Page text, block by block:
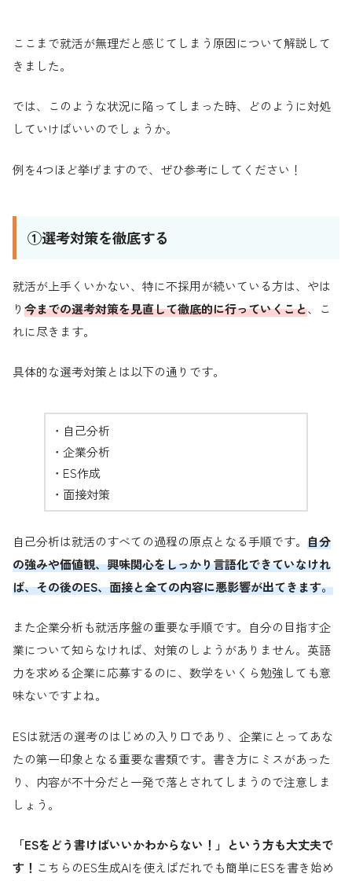
ここまで就活が無理だと感じてしまう原因について解説して
きました。
では、このような状況に陥ってしまった時、どのように対処
していけばいいのでしょうか。
例を4つほど挙げますので、ぜひ参考にしてください！
①選考対策を徹底する
就活が上手くいかない、特に不採用が続いている方は、やは
り 今までの選考対策を見直して徹底的に行っていくこと、こ
れに尽きます。
具体的な選考対策とは以下の通りです。
・自己分析
・企業分析
・ES作成
・面接対策
自己分析は就活のすべての過程の原点となる手順です。 自分
の強みや価値観、興味関心をしっかり言語化できていなけれ
ば、その後のES、面接と全ての内容に悪影響が出てきます。
また企業分析も就活序盤の重要な手順です。自分の目指す企
業について知らなければ、対策のしようがありません。英語
力を求める企業に応募するのに、数学をいくら勉強しても意
味ないですよね。
ESは就活の選考のはじめの入り口であり、企業にとってあな
たの第一印象となる重要な書類です。書き方にミスがあった
り、内容が不十分だと一発で落とされてしまうので注意しま
しょう。
「ESをどう書けばいいかわからない！」という方も大丈夫で
す！ こちらのES生成AIを使えばだれでも簡単にESを書き始め